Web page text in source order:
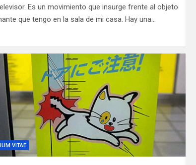
Es un movimiento que insurge frente al objeto
que tengo en la sala de mi casa. Hay una…
VITAE